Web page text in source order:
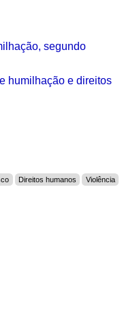
segundo
humilhação e direitos
Direitos humanos Violência